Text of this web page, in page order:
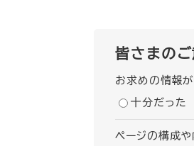
皆さまの
お求めの情報
十分だった
ページの構成